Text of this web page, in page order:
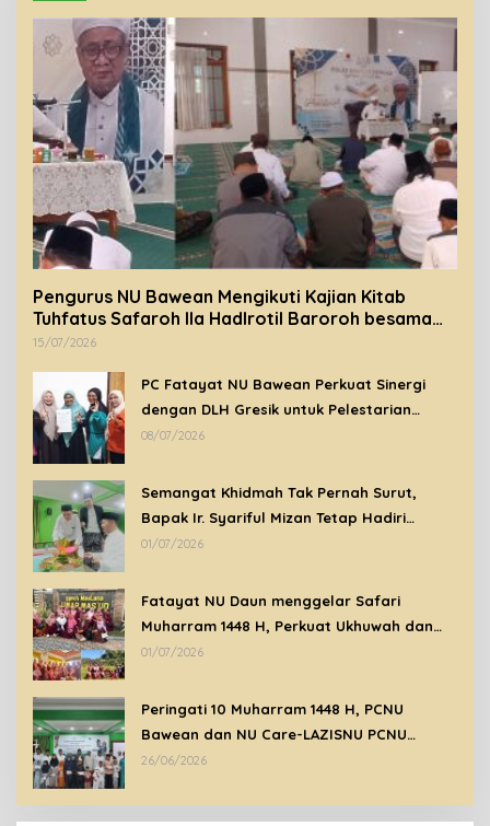
Pengurus NU Bawean Mengikuti Kajian Kitab
Tuhfatus Safaroh Ila Hadlrotil Baroroh besama
Syeikh Rohimuddin Nawawi Al-Bantani.
15/07/2026
PC Fatayat NU Bawean Perkuat Sinergi
dengan DLH Gresik untuk Pelestarian
Lingkungan di Bawean
08/07/2026
Semangat Khidmah Tak Pernah Surut,
Bapak Ir. Syariful Mizan Tetap Hadiri
Peringatan Tahun Baru Islam 1448 H di
01/07/2026
Fatayat NU Daun menggelar Safari
Muharram 1448 H, Perkuat Ukhuwah dan
Syiar Islam Melalui Ziarah Wali
01/07/2026
Peringati 10 Muharram 1448 H, PCNU
Bawean dan NU Care-LAZISNU PCNU
Bawean Santuni Anak Yatim Dhuafa
26/06/2026